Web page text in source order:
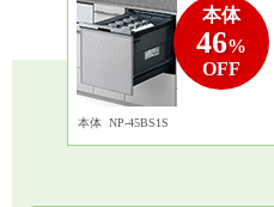
本体
46%
OFF
本体 NP-45BS1S